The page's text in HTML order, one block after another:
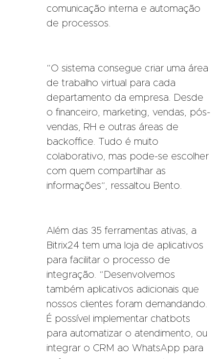
comunicação interna e automação
de processos.
“O sistema consegue criar uma área
de trabalho virtual para cada
departamento da empresa. Desde
o financeiro, marketing, vendas, pós-
vendas, RH e outras áreas de
backoffice. Tudo é muito
colaborativo, mas pode-se escolher
com quem compartilhar as
informações”, ressaltou Bento.
Além das 35 ferramentas ativas, a
Bitrix24 tem uma loja de aplicativos
para facilitar o processo de
integração. “Desenvolvemos
também aplicativos adicionais que
nossos clientes foram demandando.
É possível implementar chatbots
para automatizar o atendimento, ou
integrar o CRM ao WhatsApp para